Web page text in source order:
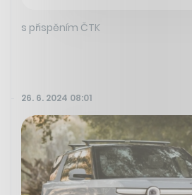
s přispěním ČTK
26. 6. 2024 08:01